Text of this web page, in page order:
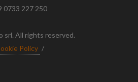
0733 227 250
srl. All rights reserved.
Policy /